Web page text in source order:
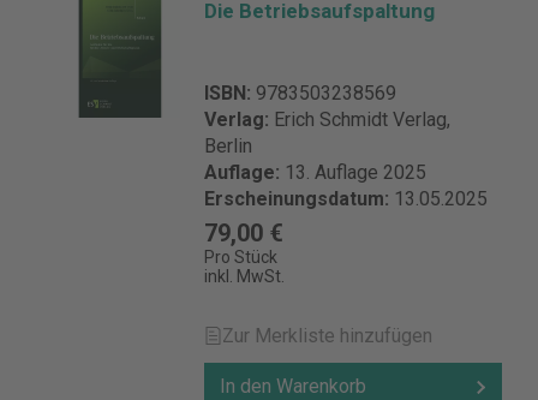
Die Betriebsaufspaltung
ISBN: 9783503238569
Verlag: Erich Schmidt Verlag,
Berlin
Auflage: 13. Auflage 2025
Erscheinungsdatum: 13.05.2025
79,00 €
Pro Stück
inkl. MwSt.
Zur Merkliste hinzufügen
In den Warenkorb